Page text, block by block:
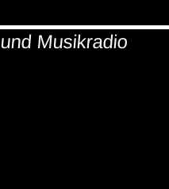
Musikradio